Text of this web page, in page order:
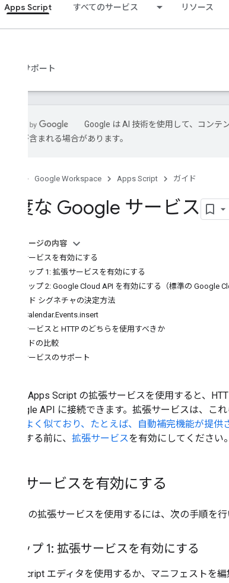
Apps Script すべてのサービス リソース
サポート
Google は AI 技術を使用して、コンテ
は誤りが含まれる場合があります。
Google Workspace Apps Script ガイド
高度な Google サービス
このページの内容
拡張サービスを有効にする
ステップ 1: 拡張サービスを有効にする
ステップ 2: Google Cloud API を有効にする（標準の Google
メソッド シグネチャの決定方法
例: Calendar.Events.insert
拡張サービスと HTTP のどちらを使用すべきか
コードの比較
拡張サービスのサポート
Google Apps Script の拡張サービスを使用すると、
開 Google API に接続できます。拡張サービスは、こ
ビスとよく似ており、たとえば、自動補完機能が提
で使用する前に、 拡張サービスを有効にしてください。
拡張サービスを有効にする
Google の拡張サービスを使用するには、次の手順を行
ステップ 1: 拡張サービスを有効にする
Apps Script エディタを使用するか、マニフェストを